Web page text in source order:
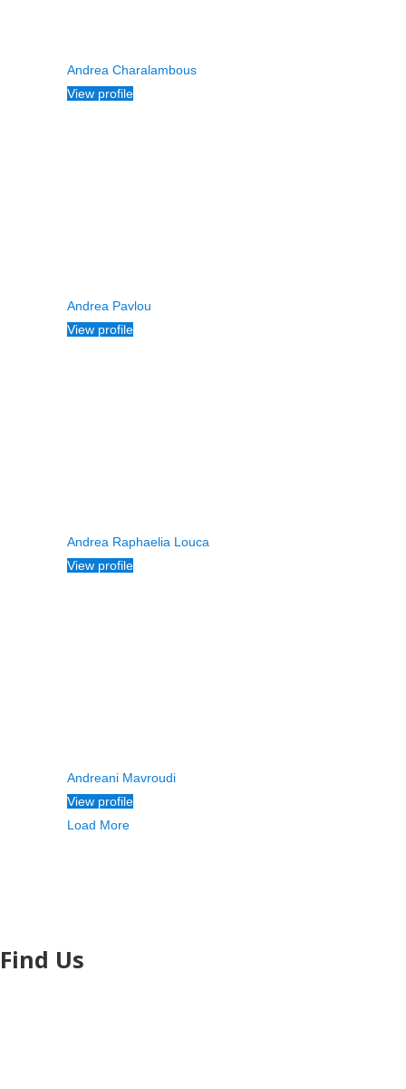
Andrea Charalambous
View profile
Andrea Pavlou
View profile
Andrea Raphaelia Louca
View profile
Andreani Mavroudi
View profile
Load More
Find Us